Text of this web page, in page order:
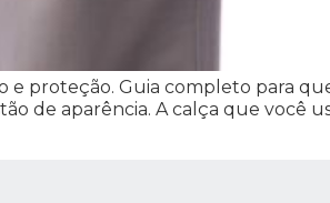
e proteção. Guia completo para
de aparência. A calça que você